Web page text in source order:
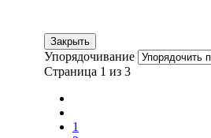
Закрыть
Упорядочивание
Страница 1 из 3
1